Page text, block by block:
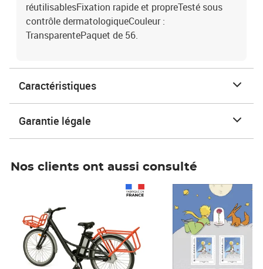
réutilisablesFixation rapide et propreTesté sous
contrôle dermatologiqueCouleur :
TransparentePaquet de 56.
Caractéristiques
Garantie légale
Nos clients ont aussi consulté
Prix 6,25€ HT